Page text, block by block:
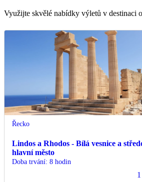
Využijte skvělé nabídky výletů v destinaci
Řecko
Lindos a Rhodos - Bílá vesnice a
hlavní město
Doba trvání: 8 hodin